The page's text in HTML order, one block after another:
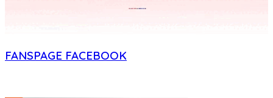
FANSPAGE FACEBOOK